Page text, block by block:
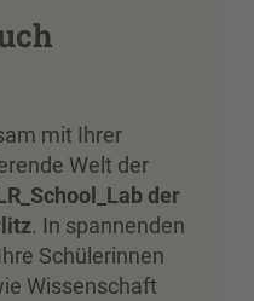
mit Ihrer
Welt der
der
. In spannenden
Schülerinnen
Wissenschaft